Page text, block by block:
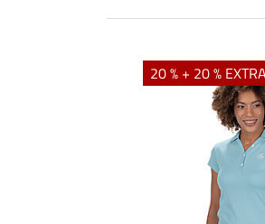
20 % + 20 % EXTRA